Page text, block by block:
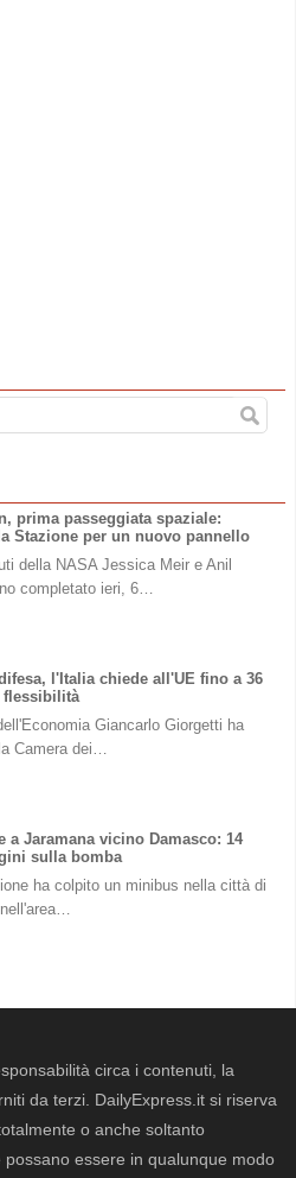
prima passeggiata spaziale:
Stazione per un nuovo pannello
della NASA Jessica Meir e Anil
completato ieri, 6…
l'Italia chiede all'UE fino a 36
Giancarlo Giorgetti ha
Camera dei…
a Jaramana vicino Damasco: 14
sulla bomba
ha colpito un minibus nella città di
circa i contenuti, la
da terzi. DailyExpress.it si riserva
o anche soltanto
essere in qualunque modo